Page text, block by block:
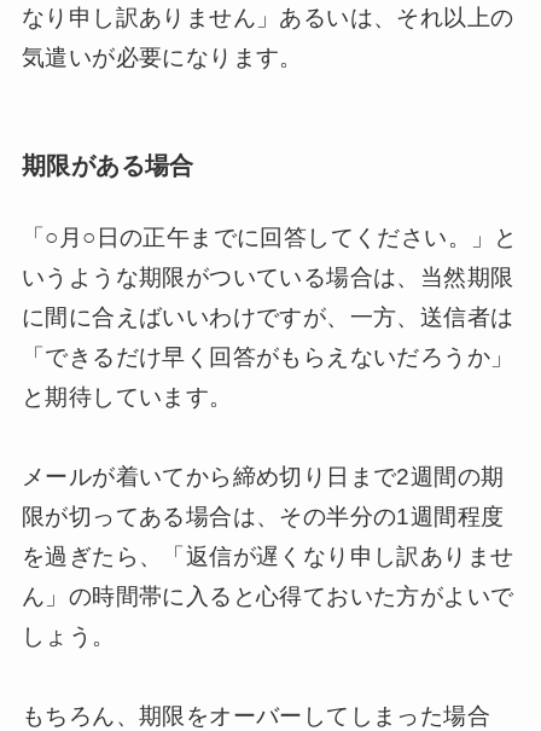
なり申し訳ありません」あるいは、それ以上の
気遣いが必要になります。
期限がある場合
「○月○日の正午までに回答してください。」と
いうような期限がついている場合は、当然期限
に間に合えばいいわけですが、一方、送信者は
「できるだけ早く回答がもらえないだろうか」
と期待しています。
メールが着いてから締め切り日まで2週間の期
限が切ってある場合は、その半分の1週間程度
を過ぎたら、「返信が遅くなり申し訳ありませ
ん」の時間帯に入ると心得ておいた方がよいで
しょう。
もちろん、期限をオーバーしてしまった場合